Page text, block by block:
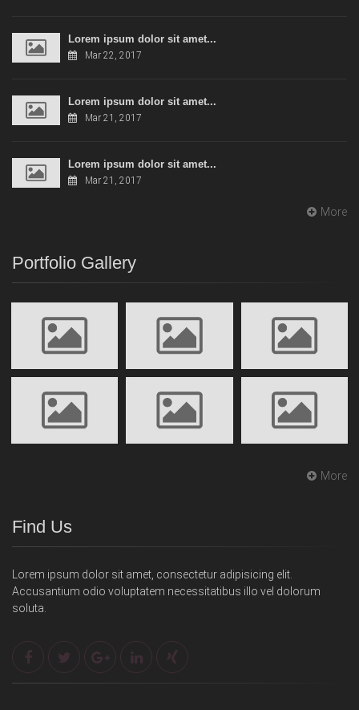
Lorem ipsum dolor sit amet...
Mar 22, 2017
Lorem ipsum dolor sit amet...
Mar 21, 2017
Lorem ipsum dolor sit amet...
Mar 21, 2017
More
Portfolio Gallery
More
Find Us
Lorem ipsum dolor sit amet, consectetur adipisicing elit.
Accusantium odio voluptatem necessitatibus illo vel dolorum
soluta.